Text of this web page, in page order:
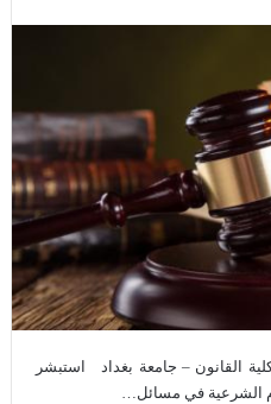
القانون – جامعة بغداد استبشر
الشرعية في مسائل…